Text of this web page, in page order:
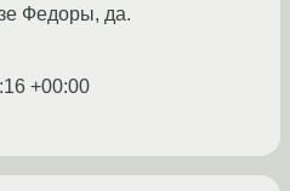
Федоры, да.
+00:00